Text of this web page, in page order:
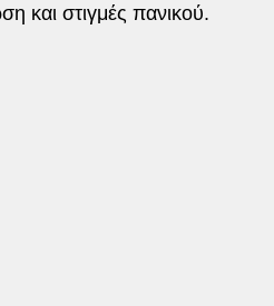
και στιγμές πανικού.